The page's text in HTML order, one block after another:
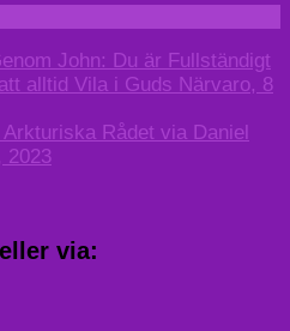
John: Du är Fullständigt
alltid Vila i Guds Närvaro, 8
Arkturiska Rådet via Daniel
2023
via: